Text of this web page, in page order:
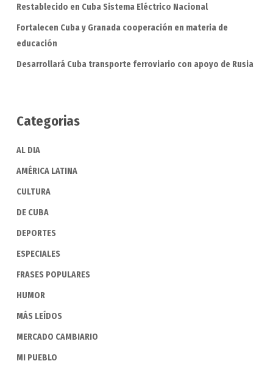
Restablecido en Cuba Sistema Eléctrico Nacional
Fortalecen Cuba y Granada cooperación en materia de
educación
Desarrollará Cuba transporte ferroviario con apoyo de Rusia
Categorias
AL DIA
AMÉRICA LATINA
CULTURA
DE CUBA
DEPORTES
ESPECIALES
FRASES POPULARES
HUMOR
MÁS LEÍDOS
MERCADO CAMBIARIO
MI PUEBLO